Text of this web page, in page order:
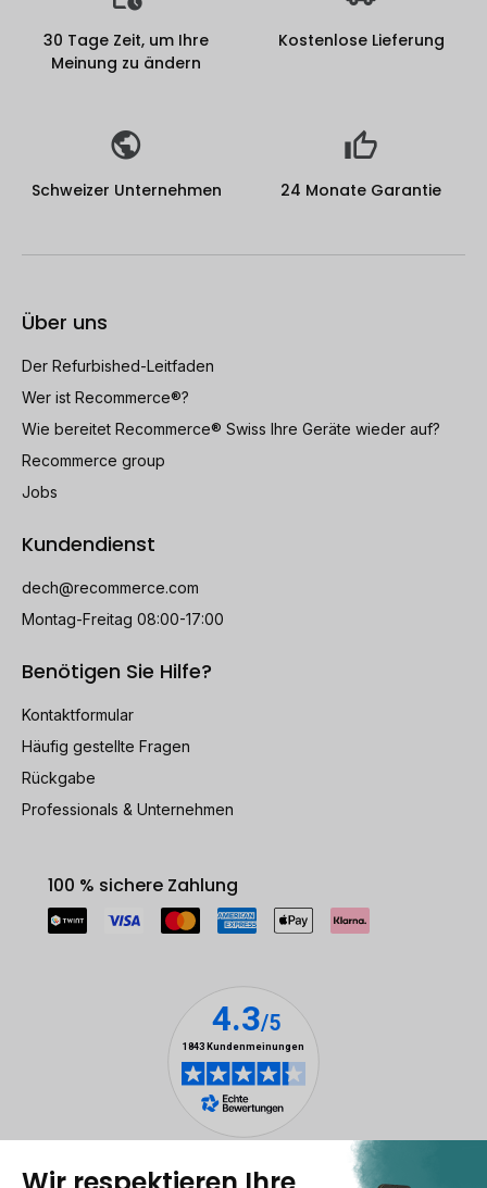
30 Tage Zeit, um Ihre
Meinung zu ändern
Kostenlose Lieferung
Schweizer Unternehmen 24 Monate Garantie
Über uns
Der Refurbished-Leitfaden
Wer ist Recommerce®?
Wie bereitet Recommerce® Swiss Ihre Geräte wieder auf?
Recommerce group
Jobs
Kundendienst
dech@recommerce.com
Montag-Freitag 08:00-17:00
Benötigen Sie Hilfe?
Kontaktformular
Häufig gestellte Fragen
Rückgabe
Professionals & Unternehmen
100 % sichere Zahlung